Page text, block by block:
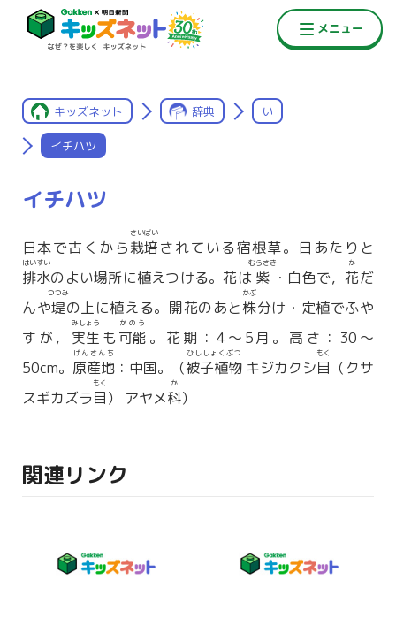
キッズネット 辞典 い
イチハツ
イチハツ
日本で古くから栽培
さいばい
されている宿根草。日あたりと
排水
はいすい
のよい場所に植えつける。花は 紫
むらさき
・白色で， 花
か
だ
んや堤
つつみ
の上に植える。開花のあと株
かぶ
分け・定植でふや
すが， 実生
みしょう
も可能
かのう
。花期：4〜5月。高さ：30〜
50cm。 原産地
げんさんち
：中国。（被子植物
ひししょくぶつ
キジカクシ目
もく
（クサ
スギカズラ目
もく
） アヤメ科
か
）
関連リンク